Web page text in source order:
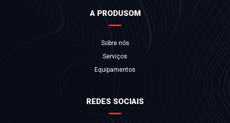
A PRODUSOM
Sobre nós
Serviços
Equipamentos
REDES SOCIAIS